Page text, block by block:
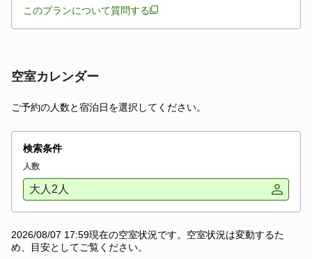
このプランについて質問する
空室カレンダー
ご予約の人数と宿泊日を選択してください。
検索条件
人数
大人2人
2026/08/07 17:59現在の空室状況です。空室状況は変動するた
め、目安としてご覧ください。